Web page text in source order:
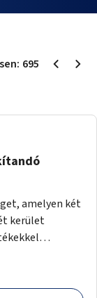
695
amelyen két
kerület
állapotú